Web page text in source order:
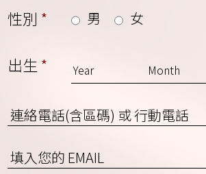
性別 * 男 女
出生 *
連
絡
電
話
EMAIL